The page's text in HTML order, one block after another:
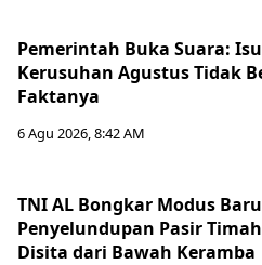
Pemerintah Buka Suara: Isu
Kerusuhan Agustus Tidak
Faktanya
6 Agu 2026, 8:42 AM
TNI AL Bongkar Modus Baru
Penyelundupan Pasir
Disita dari Bawah Keramba